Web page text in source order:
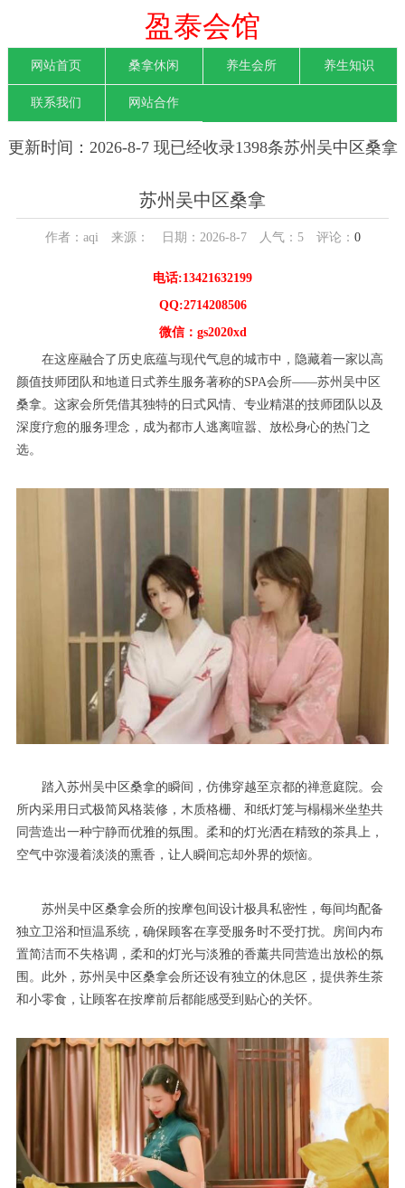
盈泰会馆
网站首页 桑拿休闲 养生会所 养生知识
联系我们 网站合作
更新时间：2026-8-7 现已经收录1398条苏州吴中区桑拿
苏州吴中区桑拿
作者：aqi 来源： 日期：2026-8-7 人气： 5评论： 0
电话:13421632199
QQ:2714208506
微信：gs2020xd
在这座融合了历史底蕴与现代气息的城市中，隐藏着一家以高
颜值技师团队和地道日式养生服务著称的SPA会所——苏州吴中区
桑拿。这家会所凭借其独特的日式风情、专业精湛的技师团队以及
深度疗愈的服务理念，成为都市人逃离喧嚣、放松身心的热门之
选。
踏入苏州吴中区桑拿的瞬间，仿佛穿越至京都的禅意庭院。会
所内采用日式极简风格装修，木质格栅、和纸灯笼与榻榻米坐垫共
同营造出一种宁静而优雅的氛围。柔和的灯光洒在精致的茶具上，
空气中弥漫着淡淡的熏香，让人瞬间忘却外界的烦恼。
苏州吴中区桑拿会所的按摩包间设计极具私密性，每间均配备
独立卫浴和恒温系统，确保顾客在享受服务时不受打扰。房间内布
置简洁而不失格调，柔和的灯光与淡雅的香薰共同营造出放松的氛
围。此外，苏州吴中区桑拿会所还设有独立的休息区，提供养生茶
和小零食，让顾客在按摩前后都能感受到贴心的关怀。